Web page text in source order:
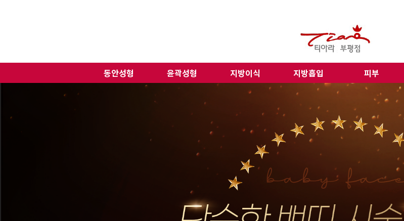
동안성형 윤곽성형 지방이식 지방흡입 피부